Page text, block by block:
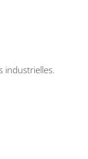
industrielles.